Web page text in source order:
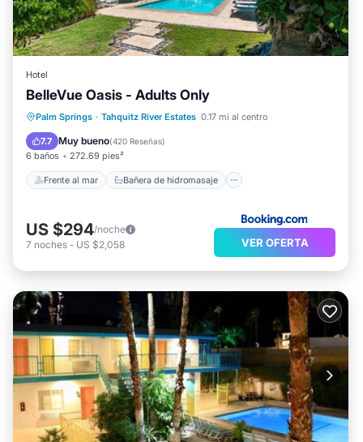
Hotel
BelleVue Oasis - Adults Only
Palm Springs · Tahquitz River Estates 0.17 mi al centro
7.7 Muy bueno(420 Reseñas)
6 baños 272.69 pies²
Frente al mar Bañera de hidromasaje
Frente al mar
Bañera de hidromasaje
Aparcamiento
US $294/noche
7 noches - US $2,058 VER OFERTA